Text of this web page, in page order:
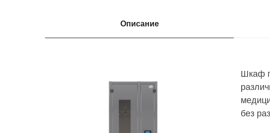
Описание
Шкаф
без